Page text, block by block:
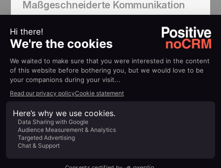
Maßgeschneiderte Kommunikation
KI kann riesige Mengen an Kundendaten
analysieren, um E-Mail-Inhalte,
Produktempfehlungen und Marketingbotschaften
zu personalisieren.
Zeitliche Abläufe der Interaktionen
Vorhersagemodelle sind in der Lage, die besten
Zeitpunkte für die Kontaktaufnahme mit Kunden
auf der Grundlage ihres Verhaltens und ihrer
Vorlieben zu bestimmen, wodurch sich die
Kontaktbotschaften gelesen werden und die